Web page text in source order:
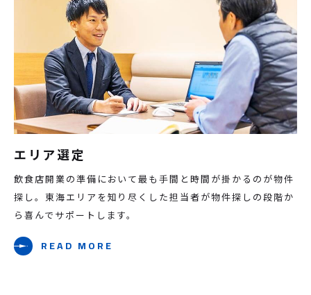
エリア選定
飲食店開業の準備において最も手間と時間が掛かるのが物件
探し。東海エリアを知り尽くした担当者が物件探しの段階か
ら喜んでサポートします。
READ MORE